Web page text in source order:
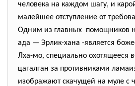
человека на каждом шагу, и
малейшее отступление от
Одним из главных помощников
ада — Эрлик-хана -является
Лха-мо, специально охотящееся
цагалган за противниками
изображают скачущей на муле с